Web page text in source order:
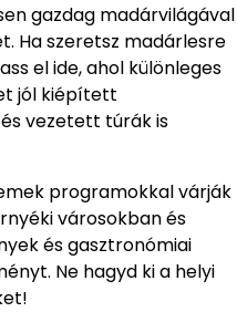
gazdag madárvilágával
Ha szeretsz madárlesre
el ide, ahol különleges
jól kiépített
vezetett túrák is
programokkal várják
városokban és
és gasztronómiai
Ne hagyd ki a helyi